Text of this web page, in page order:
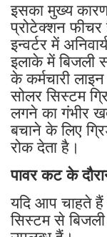
इसका मुख्य
प्रोटेक्शन
इन्वर्टर में
इलाके में बिजली
के कर्मचारी
सोलर सिस्टम
लगने का गंभीर
बचाने के लिए
रोक देता है।
पावर कट के
यदि आप चाहते
सिस्टम से